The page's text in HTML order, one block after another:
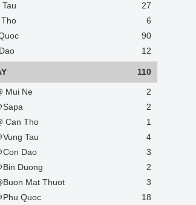
Tau
27
Tho
6
90
12
110
Mui Ne
2
Sapa
2
Can Tho
1
Vung Tau
4
Con Dao
3
Bin Duong
2
Mat Thuot
3
Phu Quoc
18